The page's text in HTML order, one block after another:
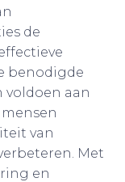
de
benodigde
voldoen aan
van
Met
en